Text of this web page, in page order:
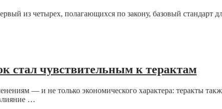
из четырех, полагающихся по закону, базовый стандарт
стал чувствительным к терактам
— и не только экономического характера: теракты
…